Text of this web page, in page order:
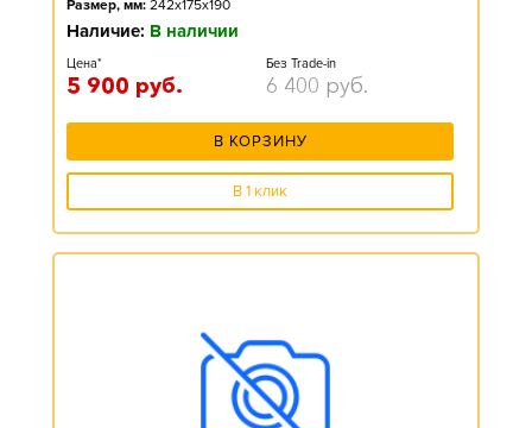
Размер, мм: 242x175x190
Наличие: В наличии
Цена*
5 900 руб.
Без Trade-in
6 400 руб.
В КОРЗИНУ
В 1 клик